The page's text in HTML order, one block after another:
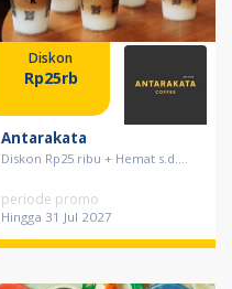
Diskon
Rp25rb
Antarakata
Diskon Rp25 ribu + Hemat s.d....
periode promo
Hingga 31 Jul 2027